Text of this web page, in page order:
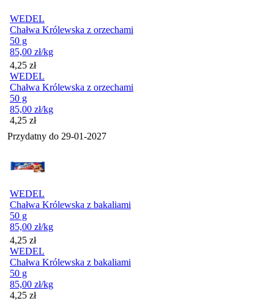
WEDEL
Chałwa Królewska z orzechami
50 g
85,00 zł/kg
Cena
4,25 zł
WEDEL
Chałwa Królewska z orzechami
50 g
85,00 zł/kg
Cena
4,25 zł
Przydatny do 29-01-2027
WEDEL
Chałwa Królewska z bakaliami
50 g
85,00 zł/kg
Cena
4,25 zł
WEDEL
Chałwa Królewska z bakaliami
50 g
85,00 zł/kg
Cena
4,25 zł